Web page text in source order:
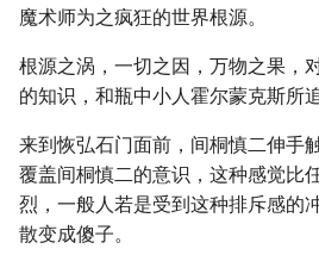
魔术师为之疯狂的世界根源。
根源之涡，一切之因，万物之果，
的知识，和瓶中小人霍尔蒙克斯所
来到恢弘石门面前，间桐慎二伸手
覆盖间桐慎二的意识，这种感觉比
烈，一般人若是受到这种排斥感的
散变成傻子。